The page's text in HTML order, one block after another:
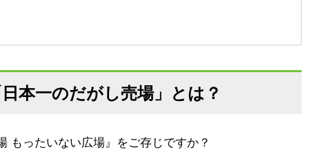
本一のだがし売場」とは？
もったいない広場』をご存じですか？